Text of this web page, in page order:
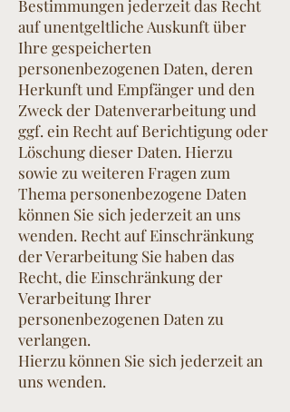
Bestimmungen jederzeit das Recht
auf unentgeltliche Auskunft über
Ihre gespeicherten
personenbezogenen Daten, deren
Herkunft und Empfänger und den
Zweck der Datenverarbeitung und
ggf. ein Recht auf Berichtigung oder
Löschung dieser Daten. Hierzu
sowie zu weiteren Fragen zum
Thema personenbezogene Daten
können Sie sich jederzeit an uns
wenden. Recht auf Einschränkung
der Verarbeitung Sie haben das
Recht, die Einschränkung der
Verarbeitung Ihrer
personenbezogenen Daten zu
verlangen.
Hierzu können Sie sich jederzeit an
uns wenden.